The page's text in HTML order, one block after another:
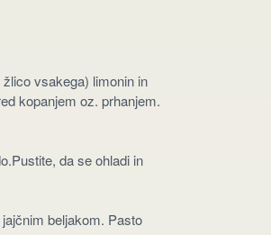
vsakega) limonin in
kopanjem oz. prhanjem.
da se ohladi in
beljakom. Pasto